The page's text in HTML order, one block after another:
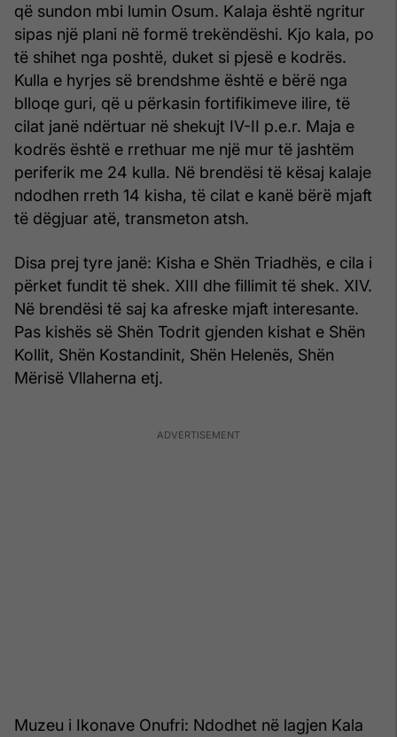
që sundon mbi lumin Osum. Kalaja është ngritur
sipas një plani në formë trekëndëshi. Kjo kala, po
të shihet nga poshtë, duket si pjesë e kodrës.
Kulla e hyrjes së brendshme është e bërë nga
blloqe guri, që u përkasin fortifikimeve ilire, të
cilat janë ndërtuar në shekujt IV-II p.e.r. Maja e
kodrës është e rrethuar me një mur të jashtëm
periferik me 24 kulla. Në brendësi të kësaj kalaje
ndodhen rreth 14 kisha, të cilat e kanë bërë mjaft
të dëgjuar atë, transmeton atsh.
Disa prej tyre janë: Kisha e Shën Triadhës, e cila i
përket fundit të shek. XIII dhe fillimit të shek. XIV.
Në brendësi të saj ka afreske mjaft interesante.
Pas kishës së Shën Todrit gjenden kishat e Shën
Kollit, Shën Kostandinit, Shën Helenës, Shën
Mërisë Vllaherna etj.
Muzeu i Ikonave Onufri: Ndodhet në lagjen Kala